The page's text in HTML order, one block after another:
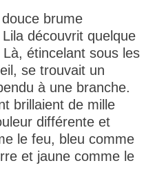
brume
découvrit quelque
étincelant sous les
se trouvait un
à une branche.
brillaient de mille
différente et
le feu, bleu comme
et jaune comme le